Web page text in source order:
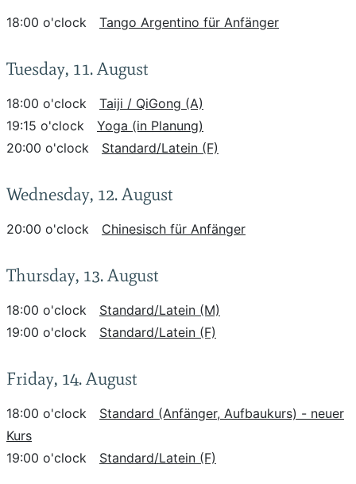
18:00 o'clock Tango Argentino für Anfänger
Tuesday, 11. August
18:00 o'clock
Taiji / QiGong (A)
19:15 o'clock
Yoga (in Planung)
20:00 o'clock
Standard/Latein (F)
Wednesday, 12. August
20:00 o'clock Chinesisch für Anfänger
Thursday, 13. August
18:00 o'clock
Standard/Latein (M)
19:00 o'clock
Standard/Latein (F)
Friday, 14. August
18:00 o'clock
Standard (Anfänger, Aufbaukurs) - neuer
Kurs
19:00 o'clock
Standard/Latein (F)